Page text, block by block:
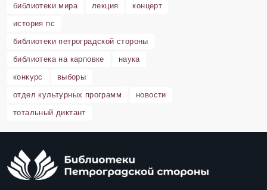
библиотеки мира
лекция
концерт
история пс
библиотеки петроградской стороны
библиотека на карповке
наука
конкурс
выборы
отдел культурных программ
новости
тотальный диктант